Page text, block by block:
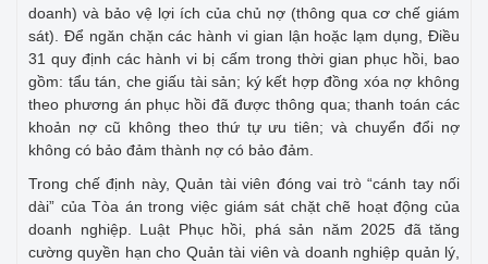
doanh) và bảo vệ lợi ích của chủ nợ (thông qua cơ chế giám
sát). Để ngăn chặn các hành vi gian lận hoặc lạm dụng, Điều
31 quy định các hành vi bị cấm trong thời gian phục hồi, bao
gồm: tẩu tán, che giấu tài sản; ký kết hợp đồng xóa nợ không
theo phương án phục hồi đã được thông qua; thanh toán các
khoản nợ cũ không theo thứ tự ưu tiên; và chuyển đổi nợ
không có bảo đảm thành nợ có bảo đảm.
Trong chế định này, Quản tài viên đóng vai trò “cánh tay nối
dài” của Tòa án trong việc giám sát chặt chẽ hoạt động của
doanh nghiệp. Luật Phục hồi, phá sản năm 2025 đã tăng
cường quyền hạn cho Quản tài viên và doanh nghiệp quản lý,